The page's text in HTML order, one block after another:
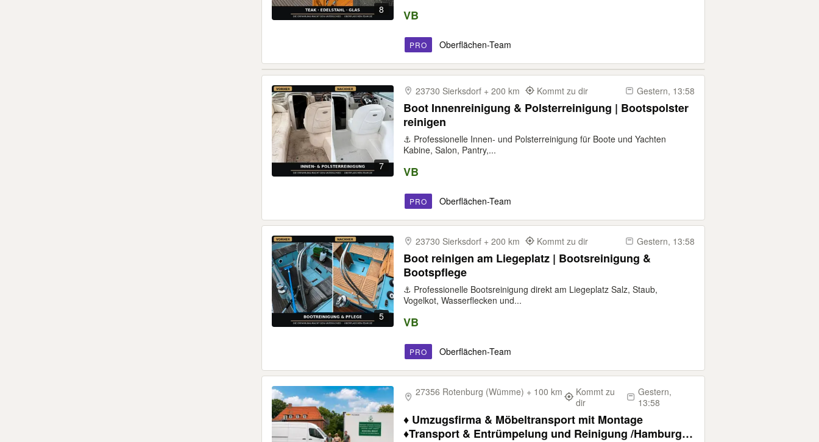
8 VB
PRO Oberflächen-Team
7
23730 Sierksdorf + 200 km Kommt zu dir Gestern, 13:58
Boot Innenreinigung & Polsterreinigung | Bootspolster
reinigen
⚓ Professionelle Innen- und Polsterreinigung für Boote und Yachten
Kabine, Salon, Pantry,...
VB
PRO Oberflächen-Team
5
23730 Sierksdorf + 200 km Kommt zu dir Gestern, 13:58
Boot reinigen am Liegeplatz | Bootsreinigung &
Bootspflege
⚓ Professionelle Bootsreinigung direkt am Liegeplatz Salz, Staub,
Vogelkot, Wasserflecken und...
VB
PRO Oberflächen-Team
27356 Rotenburg (Wümme) + 100 km
Kommt zu
dir
Gestern,
13:58
♦️ Umzugsfirma & Möbeltransport mit Montage
♦️Transport & Entrümpelung und Reinigung /Hamburg,